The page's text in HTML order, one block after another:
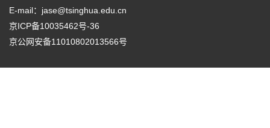
E-mail： jase@tsinghua.edu.cn
京ICP备10035462号-36
京公网安备11010802013566号